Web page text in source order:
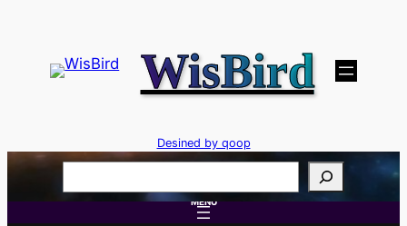
プ
WisBird
Desined by qoop
検
MENU